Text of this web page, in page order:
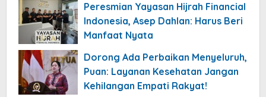
Peresmian Yayasan Hijrah Financial
Indonesia, Asep Dahlan: Harus Beri
Manfaat Nyata
Dorong Ada Perbaikan Menyeluruh,
Puan: Layanan Kesehatan Jangan
Kehilangan Empati Rakyat!